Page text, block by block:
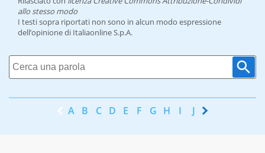
allo stesso modo
I testi sopra riportati non sono in alcun modo espressione
dell’opinione di Italiaonline S.p.A.
A B C D E F G H I J K